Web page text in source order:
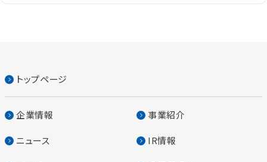
トップページ
企業情報 事業紹介
ニュース IR情報